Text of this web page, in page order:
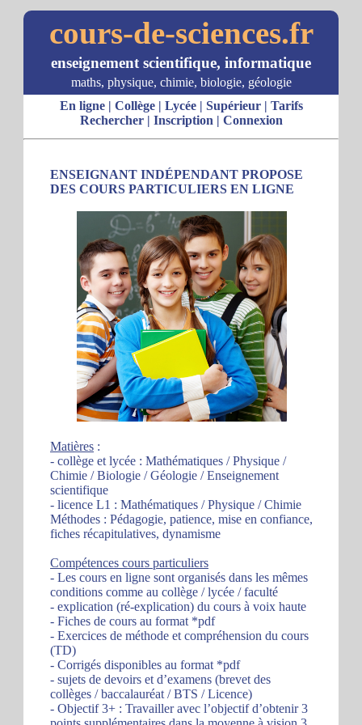
cours-de-sciences.fr
enseignement scientifique, informatique
maths, physique, chimie, biologie, géologie
En ligne| Collège| Lycée| Supérieur| Tarifs
Rechercher| Inscription | Connexion
ENSEIGNANT INDÉPENDANT PROPOSE
DES COURS PARTICULIERS EN LIGNE
Matières :
- collège et lycée : Mathématiques / Physique /
Chimie / Biologie / Géologie / Enseignement
scientifique
- licence L1 : Mathématiques / Physique / Chimie
Méthodes : Pédagogie, patience, mise en confiance,
fiches récapitulatives, dynamisme
Compétences cours particuliers
- Les cours en ligne sont organisés dans les mêmes
conditions comme au collège / lycée / faculté
- explication (ré-explication) du cours à voix haute
- Fiches de cours au format *pdf
- Exercices de méthode et compréhension du cours
(TD)
- Corrigés disponibles au format *pdf
- sujets de devoirs et d’examens (brevet des
collèges / baccalauréat / BTS / Licence)
- Objectif 3+ : Travailler avec l’objectif d’obtenir 3